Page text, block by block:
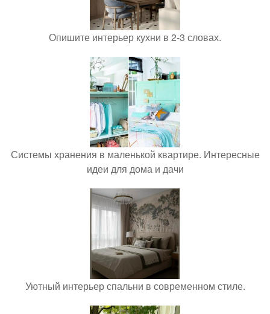
Опишите интерьер кухни в 2-3 словах.
Системы хранения в маленькой квартире. Интересные
идеи для дома и дачи
Уютный интерьер спальни в современном стиле.